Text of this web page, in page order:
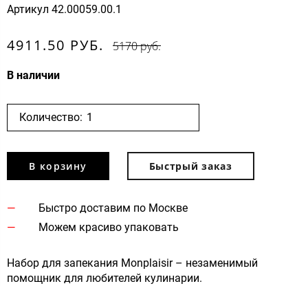
Артикул 42.00059.00.1
4911.50 РУБ. 5170 руб.
В наличии
Количество:
В корзину Быстрый заказ
Быстро доставим по Москве
Можем красиво упаковать
Набор для запекания Monplaisir – незаменимый
помощник для любителей кулинарии.